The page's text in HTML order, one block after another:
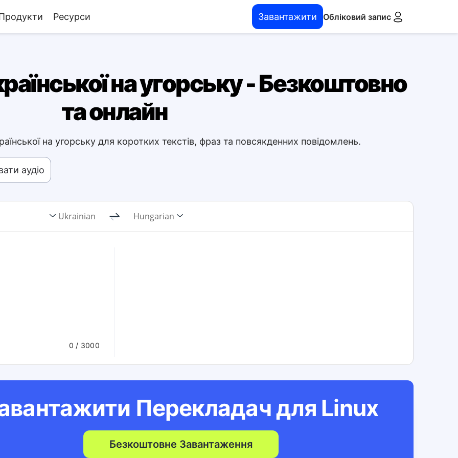
Ресурси Завантажити Обліковий запис
на угорську - Безкоштовно
та онлайн
на угорську для коротких текстів, фраз та повсякденних повідомлень.
аудіо
Ukrainian Hungarian
0 / 3000
Перекладач для Linux
Безкоштовне Завантаження